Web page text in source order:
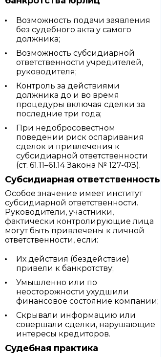
Возможность подачи заявления
без судебного акта у самого
должника;
Возможность субсидиарной
ответственности учредителей,
руководителя;
Контроль за действиями
должника до и во время
процедуры включая сделки за
последние три года;
При недобросовестном
поведении риск оспаривания
сделок и привлечения к
субсидиарной ответственности
(ст. 61.11–61.14 Закона № 127-ФЗ).
Субсидиарная ответственность
Особое значение имеет институт
субсидиарной ответственности.
Руководители, участники,
фактически контролирующие лица
могут быть привлечены к личной
ответственности, если:
Их действия (бездействие)
привели к банкротству;
Умышленно или по
неосторожности ухудшили
финансовое состояние компании;
Скрывали информацию или
совершали сделки, нарушающие
интересы кредиторов.
Судебная практика